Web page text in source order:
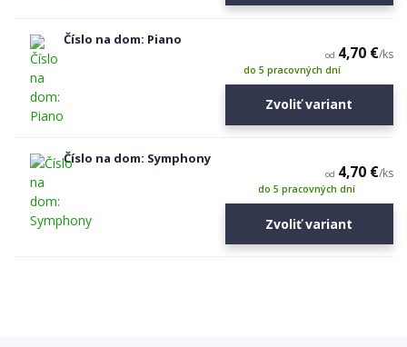
Číslo na dom: Piano
od 4,70 €/ks
do 5 pracovných dní
Zvoliť variant
Číslo na dom: Symphony
od 4,70 €/ks
do 5 pracovných dní
Zvoliť variant